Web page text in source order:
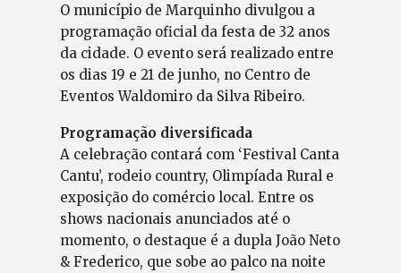
O município de Marquinho divulgou a
programação oficial da festa de 32 anos
da cidade. O evento será realizado entre
os dias 19 e 21 de junho, no Centro de
Eventos Waldomiro da Silva Ribeiro.
Programação diversificada
A celebração contará com ‘Festival Canta
Cantu’, rodeio country, Olimpíada Rural e
exposição do comércio local. Entre os
shows nacionais anunciados até o
momento, o destaque é a dupla João Neto
& Frederico, que sobe ao palco na noite